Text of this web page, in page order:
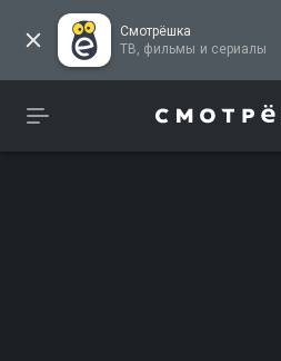
Смотрёшка
ТВ, фильмы и сериалы